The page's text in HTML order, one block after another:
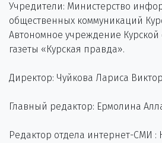
Учредители: Министерство
общественных коммуникаций
Автономное учреждение Курской
газеты «Курская правда».
Директор: Чуйкова Лариса
Главный редактор: Ермолина
Редактор отдела интернет-СМИ :